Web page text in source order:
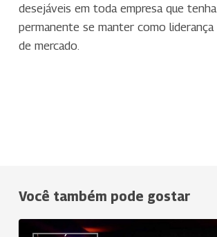
desejáveis em toda empresa que
permanente se manter como liderança
de mercado.
Você também pode gostar